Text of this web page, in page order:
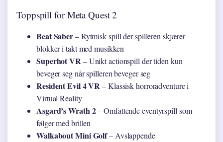
Toppspill for Meta Quest 2
Beat Saber– Rytmisk spill der spilleren skjærer
blokker i takt med musikken
Superhot VR– Unikt actionspill der tiden kun
beveger seg når spilleren beveger seg
Resident Evil 4 VR– Klassisk horroradventure i
Virtual Reality
Asgard’s Wrath 2– Omfattende eventyrspill som
følger med brillen
Walkabout Mini Golf– Avslappende